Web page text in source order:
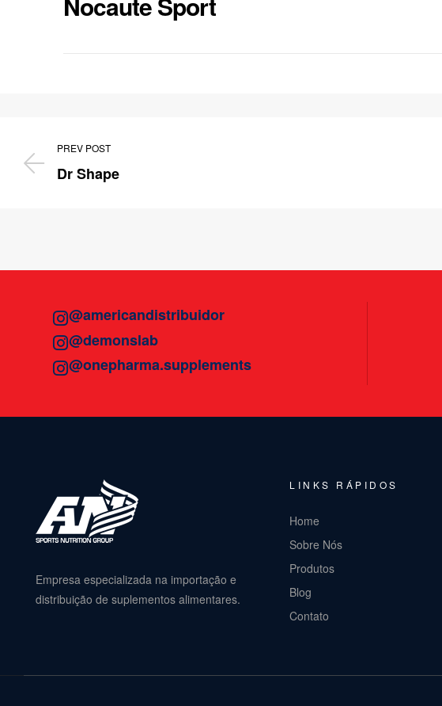
PREV POST
Dr Shape
@americandistribuidor
@demonslab
@onepharma.supplements
Empresa especializada na importação e
distribuição de suplementos alimentares.
LINKS RÁPIDOS
Home
Sobre Nós
Produtos
Blog
Contato